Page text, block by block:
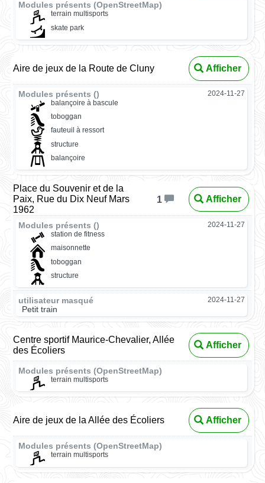
Modules présents (OpenStreetMap)
terrain multisports
skate park
Aire de jeux de la Route de Cluny Afficher
Modules présents () 2024-11-27
balançoire à bascule
toboggan
fauteuil à ressort
structure
balançoire
Place du Souvenir et de la
Paix, Rue du Dix Neuf Mars
1962
1 Afficher
Modules présents () 2024-11-27
station de fitness
maisonnette
toboggan
structure
utilisateur masqué 2024-11-27
Petit train
Centre sportif Maurice-Chevalier, Allée
des Écoliers
Afficher
Modules présents (OpenStreetMap)
terrain multisports
Aire de jeux de la Allée des Écoliers Afficher
Modules présents (OpenStreetMap)
terrain multisports